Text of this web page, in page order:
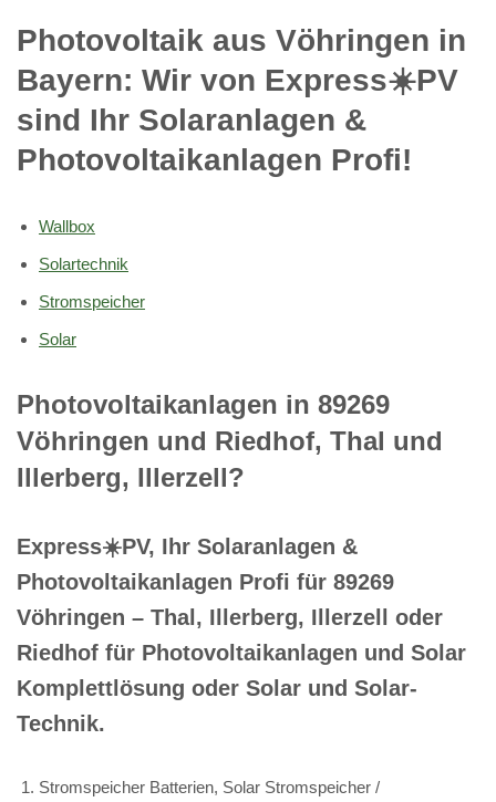
Photovoltaik aus Vöhringen in
Bayern: Wir von Express☀️PV️
sind Ihr Solaranlagen &
Photovoltaikanlagen Profi!
Wallbox
Solartechnik
Stromspeicher
Solar
Photovoltaikanlagen in 89269
Vöhringen und Riedhof, Thal und
Illerberg, Illerzell?
Express☀️PV️, Ihr Solaranlagen &
Photovoltaikanlagen Profi für 89269
Vöhringen – Thal, Illerberg, Illerzell oder
Riedhof für Photovoltaikanlagen und Solar
Komplettlösung oder Solar und Solar-
Technik.
Stromspeicher Batterien, Solar Stromspeicher /